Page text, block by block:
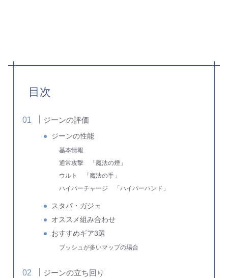
目次
ジーンの評価
ジーンの性能
基本情報
通常攻撃 「魔法の煙」
ウルト 「魔法の手」
ハイパーチャージ 「ハイパーハンド」
スタパ・ガジェ
オススメ組み合わせ
おすすめギア3選
ブッシュが多いマップの場合
ジーンの立ち回り